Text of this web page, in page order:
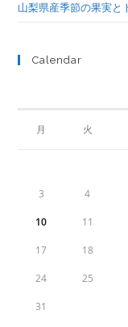
山梨県産季節の果実と
Calendar
月 火
3 4
10 11
17 18
24 25
31